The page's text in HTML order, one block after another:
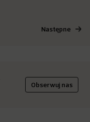
Następne
Obserwuj nas